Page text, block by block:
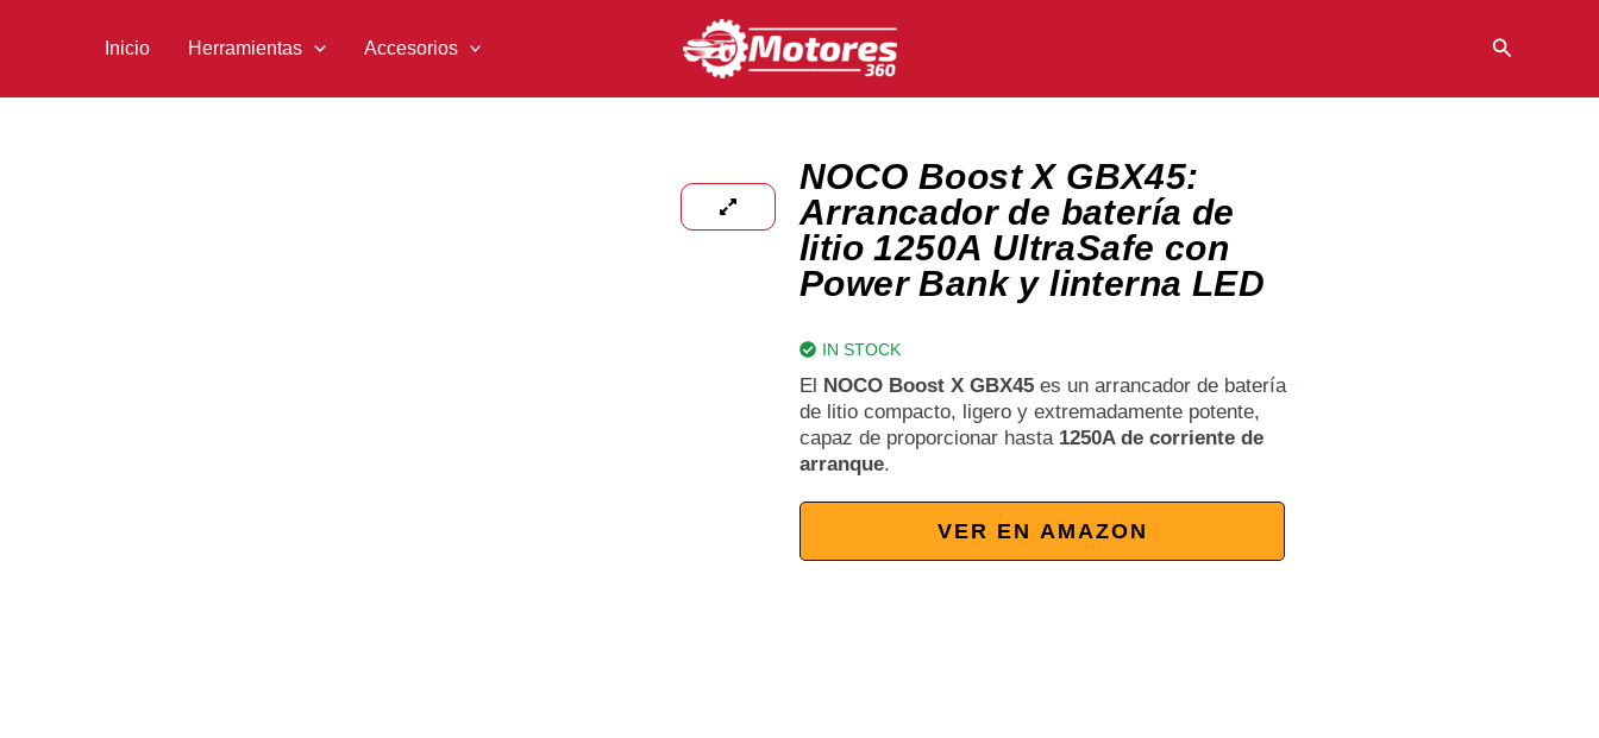
Inicio Herramientas Accesorios Buscar
NOCO Boost X GBX45:
Arrancador de batería de
litio 1250A UltraSafe con
Power Bank y linterna LED
IN STOCK
El NOCO Boost X GBX45 es un arrancador de batería
de litio compacto, ligero y extremadamente potente,
capaz de proporcionar hasta 1250A de corriente de
arranque.
VER EN AMAZON